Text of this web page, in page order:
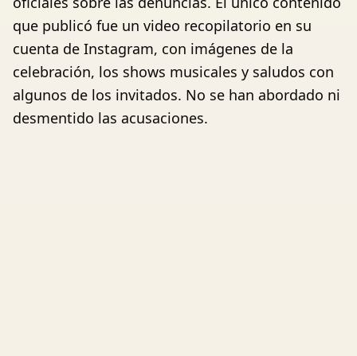
que publicó fue un video recopilatorio en su
cuenta de Instagram, con imágenes de la
celebración, los shows musicales y saludos con
algunos de los invitados. No se han abordado ni
desmentido las acusaciones.